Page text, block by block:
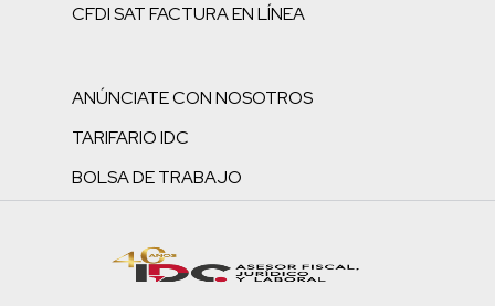
CFDI SAT FACTURA EN LÍNEA
ANÚNCIATE CON NOSOTROS
TARIFARIO IDC
BOLSA DE TRABAJO